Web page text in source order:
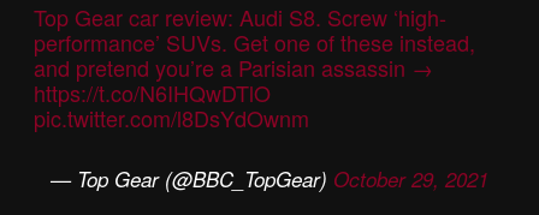
Top Gear car review: Audi S8. Screw ‘high-
performance’ SUVs. Get one of these instead,
and pretend you’re a Parisian assassin →
https://t.co/N6IHQwDTlO
pic.twitter.com/l8DsYdOwnm
— Top Gear (@BBC_TopGear) October 29, 2021